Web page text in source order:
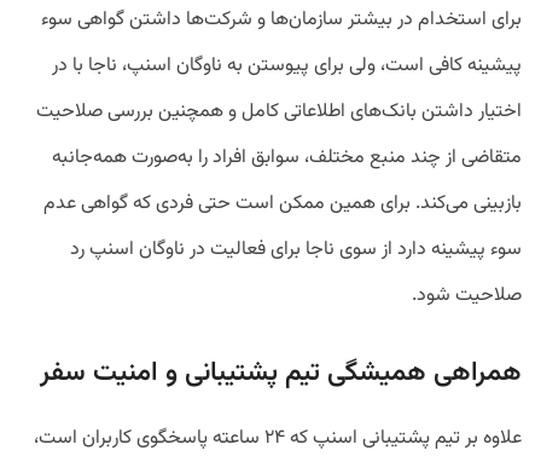
برای استخدام در بیشتر سازمان‌ها و شرکت‌ها داشتن گواهی سوء‌
پیشینه کافی است، ولی برای پیوستن به ناوگان اسنپ، ناجا با در
اختیار داشتن بانک‌های اطلاعاتی کامل و همچنین بررسی صلاحیت
متقاضی از چند منبع مختلف، سوابق افراد را به‌صورت همه‌جانبه
بازبینی می‌کند. برای همین ممکن است حتی فردی که گواهی عدم
سوء پیشینه دارد از سوی ناجا برای فعالیت در ناوگان اسنپ رد
صلاحیت شود.
همراهی همیشگی تیم پشتیبانی و امنیت سفر
علاوه بر تیم پشتیبانی اسنپ که ۲۴ ساعته پاسخگوی کاربران است،